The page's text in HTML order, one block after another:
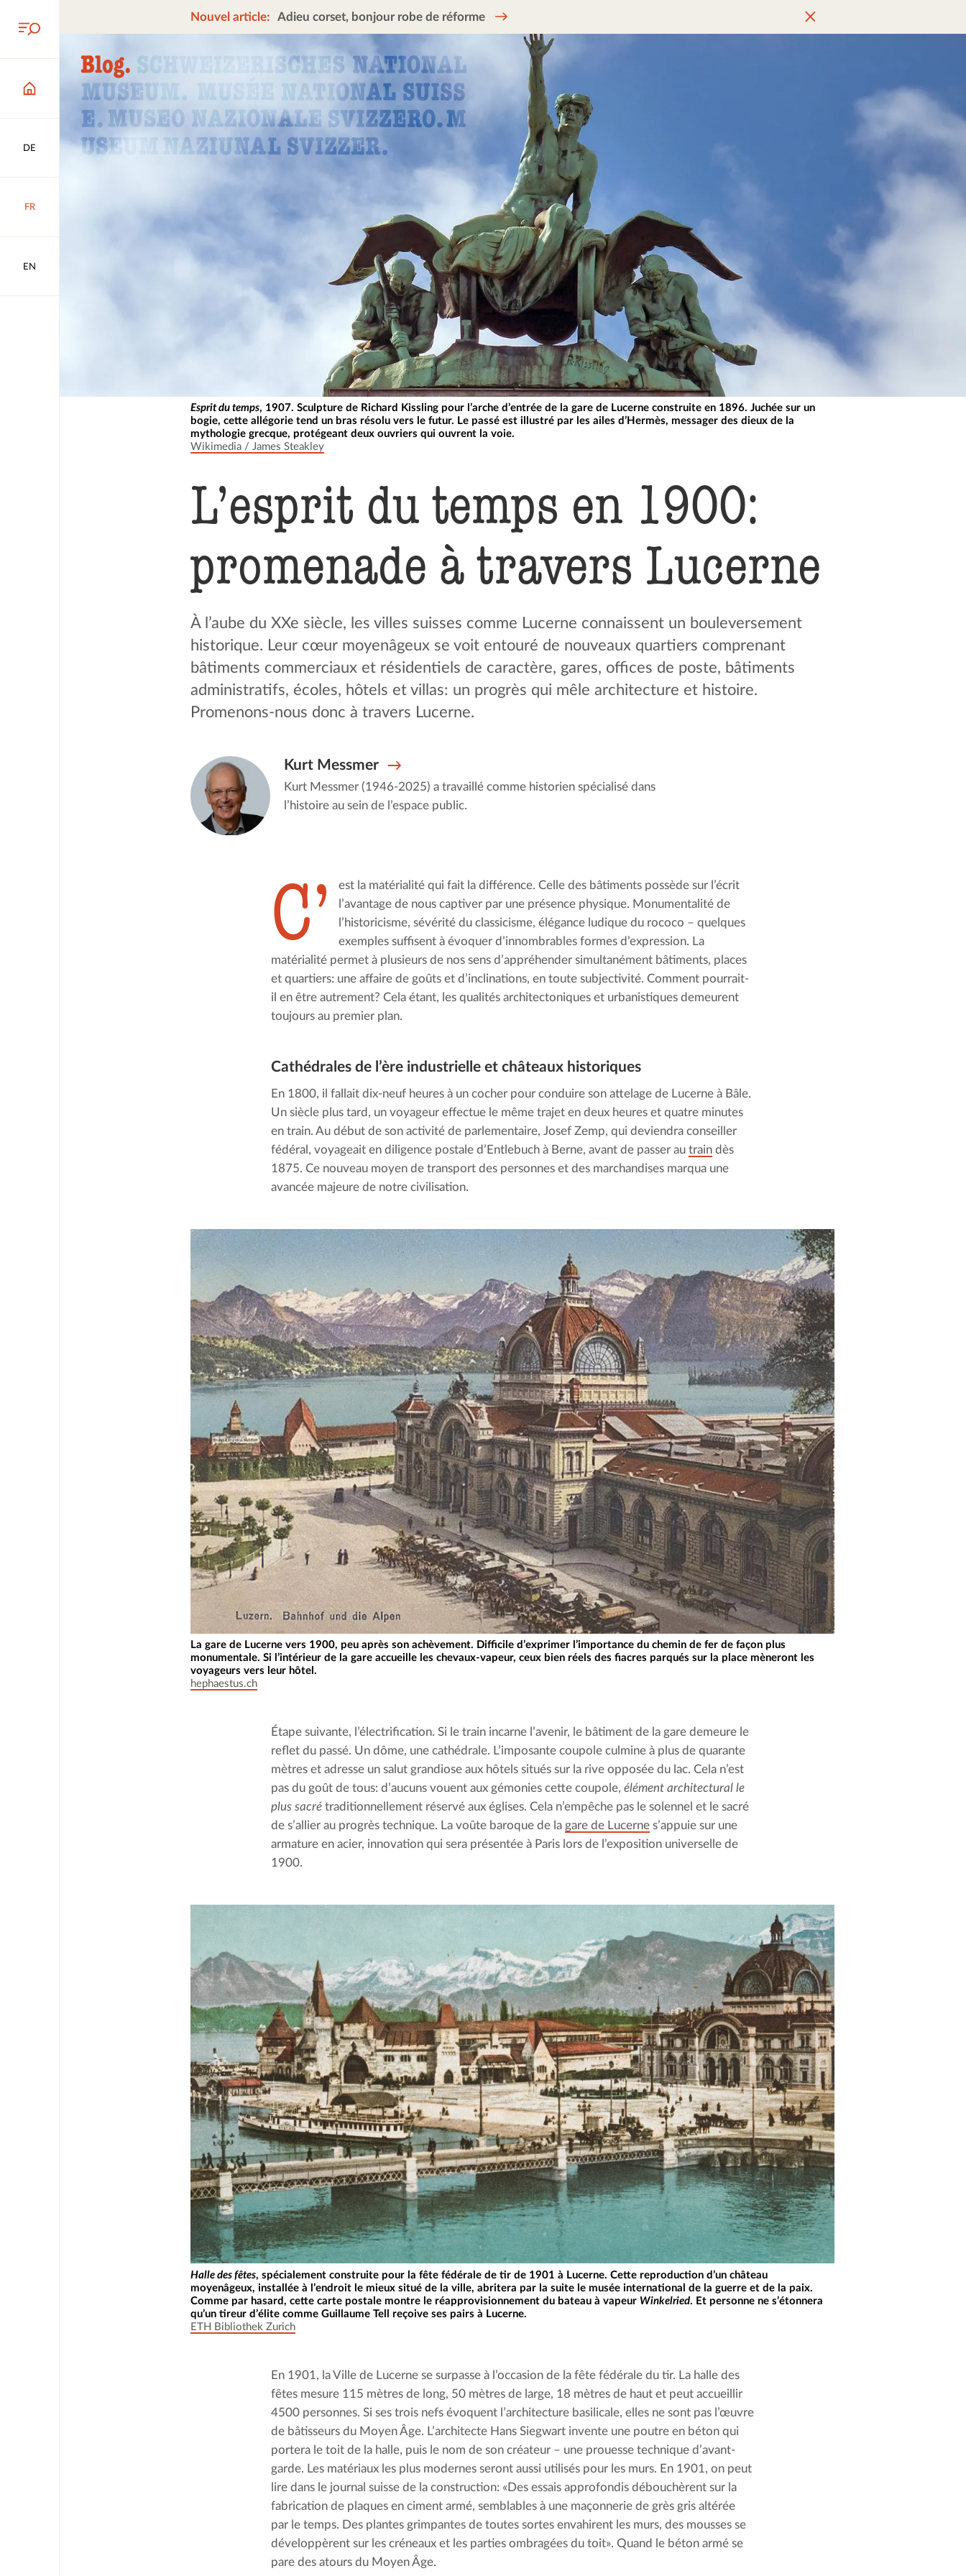
DE
FR
EN
Nouvel article: Adieu corset, bonjour robe de réforme
Esprit du temps, 1907. Sculpture de Richard Kissling pour l’arche d’entrée de la gare de Lucerne construite en 1896. Juchée sur un
bogie, cette allégorie tend un bras résolu vers le futur. Le passé est illustré par les ailes d’Hermès, messager des dieux de la
mythologie grecque, protégeant deux ouvriers qui ouvrent la voie.
Wikimedia / James Steakley
L’esprit du temps en 1900:
promenade à travers Lucerne
À l’aube du XXe siècle, les villes suisses comme Lucerne connaissent un bouleversement
historique. Leur cœur moyenâgeux se voit entouré de nouveaux quartiers comprenant
bâtiments commerciaux et résidentiels de caractère, gares, offices de poste, bâtiments
administratifs, écoles, hôtels et villas: un progrès qui mêle architecture et histoire.
Promenons-nous donc à travers Lucerne.
Kurt Messmer
Kurt Messmer (1946-2025) a travaillé comme historien spécialisé dans
l’histoire au sein de l’espace public.
C’
est la matérialité qui fait la différence. Celle des bâtiments possède sur l’écrit
l’avantage de nous captiver par une présence physique. Monumentalité de
l’historicisme, sévérité du classicisme, élégance ludique du rococo – quelques
exemples suffisent à évoquer d’innombrables formes d’expression. La
matérialité permet à plusieurs de nos sens d’appréhender simultanément bâtiments, places
et quartiers: une affaire de goûts et d’inclinations, en toute subjectivité. Comment pourrait-
il en être autrement? Cela étant, les qualités architectoniques et urbanistiques demeurent
toujours au premier plan.
Cathédrales de l’ère industrielle et châteaux historiques
En 1800, il fallait dix-neuf heures à un cocher pour conduire son attelage de Lucerne à Bâle.
Un siècle plus tard, un voyageur effectue le même trajet en deux heures et quatre minutes
en train. Au début de son activité de parlementaire, Josef Zemp, qui deviendra conseiller
fédéral, voyageait en diligence postale d’Entlebuch à Berne, avant de passer au train dès
1875. Ce nouveau moyen de transport des personnes et des marchandises marqua une
avancée majeure de notre civilisation.
La gare de Lucerne vers 1900, peu après son achèvement. Difficile d’exprimer l’importance du chemin de fer de façon plus
monumentale. Si l’intérieur de la gare accueille les chevaux-vapeur, ceux bien réels des fiacres parqués sur la place mèneront les
voyageurs vers leur hôtel.
hephaestus.ch
Étape suivante, l’électrification. Si le train incarne l’avenir, le bâtiment de la gare demeure le
reflet du passé. Un dôme, une cathédrale. L’imposante coupole culmine à plus de quarante
mètres et adresse un salut grandiose aux hôtels situés sur la rive opposée du lac. Cela n’est
pas du goût de tous: d’aucuns vouent aux gémonies cette coupole, élément architectural le
plus sacré traditionnellement réservé aux églises. Cela n’empêche pas le solennel et le sacré
de s’allier au progrès technique. La voûte baroque de la gare de Lucerne s’appuie sur une
armature en acier, innovation qui sera présentée à Paris lors de l’exposition universelle de
1900.
Halle des fêtes, spécialement construite pour la fête fédérale de tir de 1901 à Lucerne. Cette reproduction d’un château
moyenâgeux, installée à l’endroit le mieux situé de la ville, abritera par la suite le musée international de la guerre et de la paix.
Comme par hasard, cette carte postale montre le réapprovisionnement du bateau à vapeur Winkelried. Et personne ne s’étonnera
qu’un tireur d’élite comme Guillaume Tell reçoive ses pairs à Lucerne.
ETH Bibliothek Zurich
En 1901, la Ville de Lucerne se surpasse à l’occasion de la fête fédérale du tir. La halle des
fêtes mesure 115 mètres de long, 50 mètres de large, 18 mètres de haut et peut accueillir
4500 personnes. Si ses trois nefs évoquent l’architecture basilicale, elles ne sont pas l’œuvre
de bâtisseurs du Moyen Âge. L’architecte Hans Siegwart invente une poutre en béton qui
portera le toit de la halle, puis le nom de son créateur – une prouesse technique d’avant-
garde. Les matériaux les plus modernes seront aussi utilisés pour les murs. En 1901, on peut
lire dans le journal suisse de la construction: «Des essais approfondis débouchèrent sur la
fabrication de plaques en ciment armé, semblables à une maçonnerie de grès gris altérée
par le temps. Des plantes grimpantes de toutes sortes envahirent les murs, des mousses se
développèrent sur les créneaux et les parties ombragées du toit». Quand le béton armé se
pare des atours du Moyen Âge.